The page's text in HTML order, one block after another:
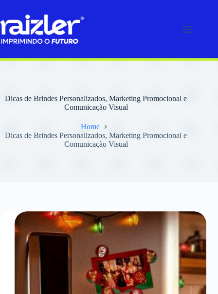
o
conteúdo
Dicas de Brindes Personalizados, Marketing Promocional e
Comunicação Visual
Home
Dicas de Brindes Personalizados, Marketing Promocional e
Comunicação Visual